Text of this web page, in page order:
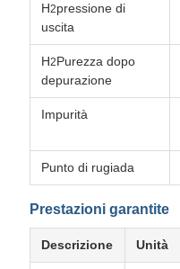
H2pressione di
uscita
H2Purezza dopo
depurazione
Impurità
Punto di rugiada
Prestazioni garantite
Descrizione Unità